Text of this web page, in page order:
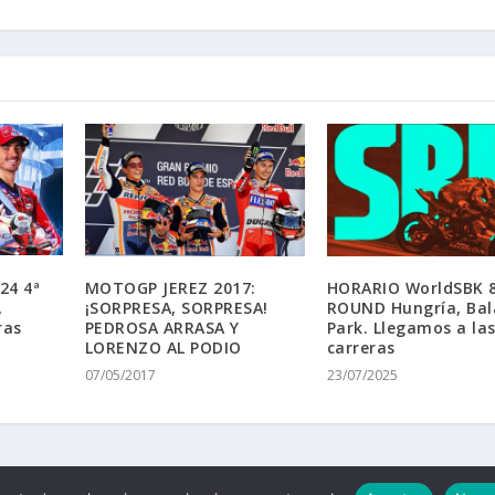
4ª
MOTOGP JEREZ 2017:
¡SORPRESA, SORPRESA!
PEDROSA ARRASA Y
LORENZO AL PODIO
07/05/2017
HORARIO WorldSBK
ROUND Hungría,
Park. Llegamos a
carreras
23/07/2025